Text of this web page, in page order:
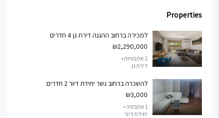
Properties
למכירה ברחוב ההגנה דירת גן 4 חדרים
₪2,290,000
2 אמבטיות •
דירת גן
להשכרה ברחוב נשר יחידת דיור 2 חדרים
₪3,000
1 אמבטיה •
יחידת דיור